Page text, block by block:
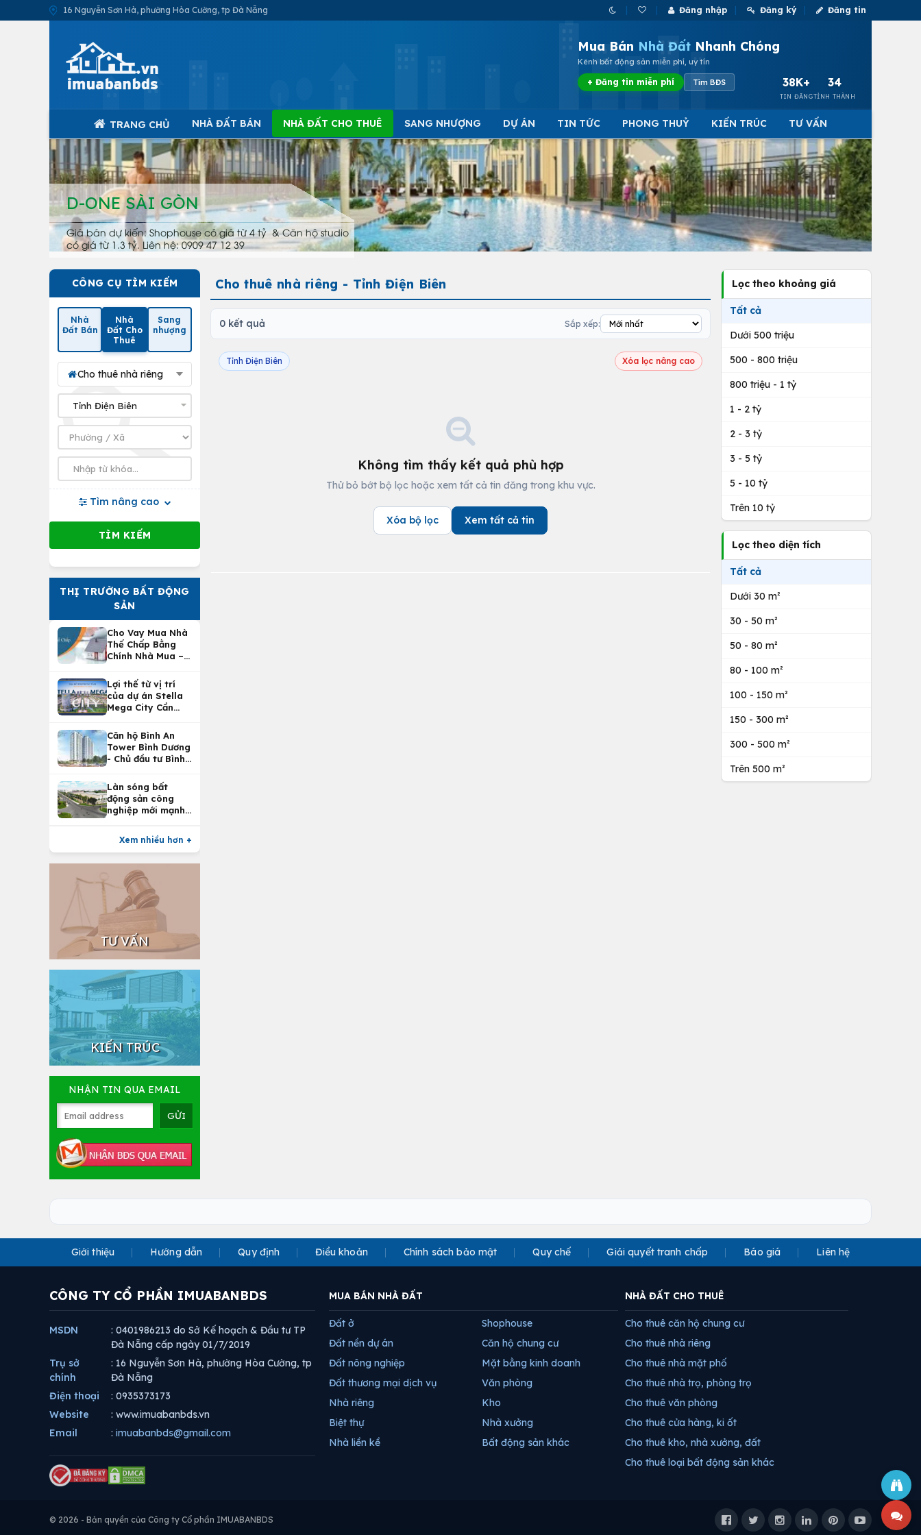
16 Nguyễn Sơn Hà, phường Hòa Cường, tp Đà Nẵng Đăng nhập Đăng ký Đăng tin
Mua Bán Nhà Đất Nhanh Chóng
Kênh bất động sản miễn phí, uy tín
+ Đăng tin miễn phí Tìm BĐS 38K+
TIN ĐĂNG
34
TỈNH THÀNH
TRANG CHỦ NHÀ ĐẤT BÁN NHÀ ĐẤT CHO THUÊ SANG NHƯỢNG DỰ ÁN TIN TỨC PHONG THUỶ KIẾN TRÚC TƯ VẤN
D-ONE SÀI GÒN
Giá bán dự kiến: Shophouse có giá từ 4 tỷ & Căn hộ studio
có giá từ 1.3 tỷ. Liên hệ: 0909 47 12 39
CÔNG CỤ TÌM KIẾM
Nhà
Đất Bán
Nhà
Đất Cho
Thuê
Sang
nhượng
Cho thuê nhà riêng
Tìm nâng cao
THỊ TRƯỜNG BẤT ĐỘNG
SẢN
Cho Vay Mua Nhà
Thế Chấp Bằng
Chính Nhà Mua –
Nhà Tại
Vietcombank
Lợi thế từ vị trí
của dự án Stella
Mega City Cần
Căn hộ Bình An
Tower Bình Dương
- Chủ đầu tư Bình
Làn sóng bất
động sản công
nghiệp mới mạnh
Xem nhiều hơn +
TƯ VẤN
KIẾN TRÚC
NHẬN TIN QUA EMAIL
Cho thuê nhà riêng - Tỉnh Điện Biên
0 kết quả Sắp xếp:
Tỉnh Điện Biên Xóa lọc nâng cao
Không tìm thấy kết quả phù hợp
Thử bỏ bớt bộ lọc hoặc xem tất cả tin đăng trong khu vực.
Xóa bộ lọc Xem tất cả tin
Lọc theo khoảng giá
Tất cả
Dưới 500 triệu
500 - 800 triệu
800 triệu - 1 tỷ
1 - 2 tỷ
2 - 3 tỷ
3 - 5 tỷ
5 - 10 tỷ
Trên 10 tỷ
Lọc theo diện tích
Tất cả
Dưới 30 m²
30 - 50 m²
50 - 80 m²
80 - 100 m²
100 - 150 m²
150 - 300 m²
300 - 500 m²
Trên 500 m²
Giới thiệu Hướng dẫn Quy định Điều khoản Chính sách bảo mật Quy chế Giải quyết tranh chấp Báo giá Liên hệ
CÔNG TY CỔ PHẦN IMUABANBDS
MSDN
: 0401986213 do Sở Kế hoạch & Đầu tư TP
Đà Nẵng cấp ngày 01/7/2019
Trụ sở
chính
: 16 Nguyễn Sơn Hà, phường Hòa Cường, tp
Đà Nẵng
Điện thoại
: 0935373173
Website
: www.imuabanbds.vn
Email
: imuabanbds@gmail.com
MUA BÁN NHÀ ĐẤT
Đất ở
Đất nền dự án
Đất nông nghiệp
Đất thương mại dịch vụ
Nhà riêng
Biệt thự
Nhà liền kề
Shophouse
Căn hộ chung cư
Mặt bằng kinh doanh
Văn phòng
Kho
Nhà xưởng
Bất động sản khác
NHÀ ĐẤT CHO THUÊ
Cho thuê căn hộ chung cư
Cho thuê nhà riêng
Cho thuê nhà mặt phố
Cho thuê nhà trọ, phòng trọ
Cho thuê văn phòng
Cho thuê cửa hàng, ki ốt
Cho thuê kho, nhà xưởng, đất
Cho thuê loại bất động sản khác
© 2026 - Bản quyền của Công ty Cổ phần IMUABANBDS